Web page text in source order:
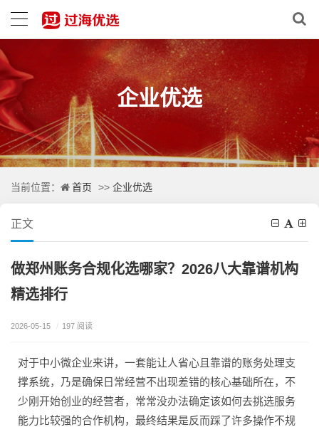
企业优选
当前位置： 首页 >> 企业优选
正文
做郑州账务合规化选哪家？2026八大靠谱机构
精选排行
2026-05-15 / 197 阅读
对于中小微企业来讲，一套能让人省心且靠谱的账务处理支
撑系统，乃是确保日常经营不出现差错的核心基础所在，不
少刚开始创业的经营者，常常没办法确定该如何去挑选服务
能力比较强的合作机构，最终结果是反而踩了许多操作不规